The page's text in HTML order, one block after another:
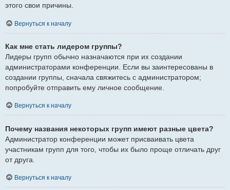
этого свои причины.
Вернуться к началу
Как мне стать лидером группы?
Лидеры групп обычно назначаются при их создании
администраторами конференции. Если вы заинтересованы в
создании группы, сначала свяжитесь с администратором;
попробуйте отправить ему личное сообщение.
Вернуться к началу
Почему названия некоторых групп имеют разные цвета?
Администратор конференции может присваивать цвета
участникам групп для того, чтобы их было проще отличать друг
от друга.
Вернуться к началу